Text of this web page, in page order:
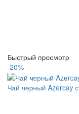
Быстрый просмотр
-20%
Чай черный Azercay